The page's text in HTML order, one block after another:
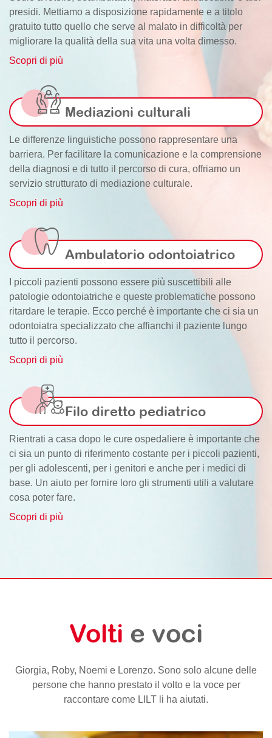
presidi. Mettiamo a disposizione rapidamente e a titolo
gratuito tutto quello che serve al malato in difficoltà per
migliorare la qualità della sua vita una volta dimesso.
Scopri di più
Mediazioni culturali
Le differenze linguistiche possono rappresentare una
barriera. Per facilitare la comunicazione e la comprensione
della diagnosi e di tutto il percorso di cura, offriamo un
servizio strutturato di mediazione culturale.
Scopri di più
Ambulatorio odontoiatrico
I piccoli pazienti possono essere più suscettibili alle
patologie odontoiatriche e queste problematiche possono
ritardare le terapie. Ecco perché è importante che ci sia un
odontoiatra specializzato che affianchi il paziente lungo
tutto il percorso.
Scopri di più
Filo diretto pediatrico
Rientrati a casa dopo le cure ospedaliere è importante che
ci sia un punto di riferimento costante per i piccoli pazienti,
per gli adolescenti, per i genitori e anche per i medici di
base. Un aiuto per fornire loro gli strumenti utili a valutare
cosa poter fare.
Scopri di più
Volti e voci
Giorgia, Roby, Noemi e Lorenzo. Sono solo alcune delle
persone che hanno prestato il volto e la voce per
raccontare come LILT li ha aiutati.